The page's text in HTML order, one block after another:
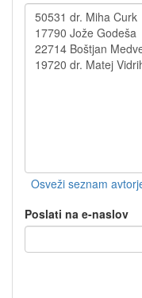
Poslati na e-naslov